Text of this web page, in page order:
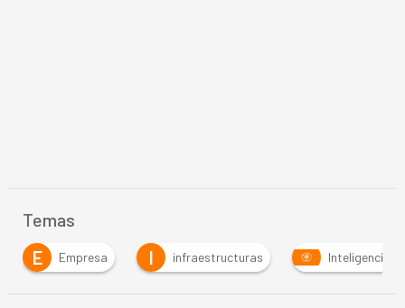
Temas
I
infraestructuras Inteligencia Artificial I